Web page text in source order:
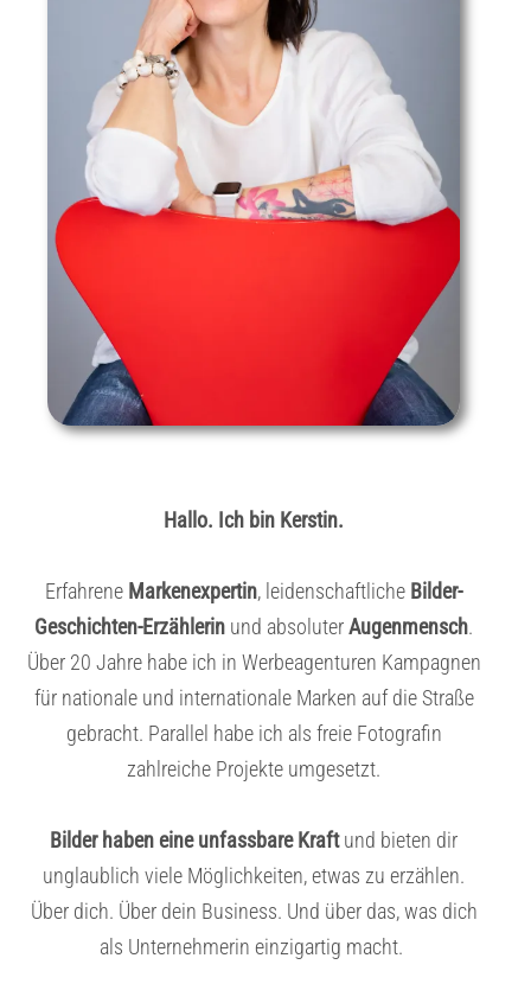
Hallo. Ich bin Kerstin.
Erfahrene Markenexpertin, leidenschaftliche Bilder-
Geschichten-Erzählerin und absoluterAugenmensch.
Über 20 Jahre habe ich in Werbeagenturen Kampagnen
für nationale und internationale Marken auf die Straße
gebracht. Parallel habe ich als freie Fotografin
zahlreiche Projekte umgesetzt.
Bilder haben eine unfassbare Kraftund bieten dir
unglaublich viele Möglichkeiten, etwas zu erzählen.
Über dich. Über dein Business. Und über das, was dich
als Unternehmerin einzigartig macht.